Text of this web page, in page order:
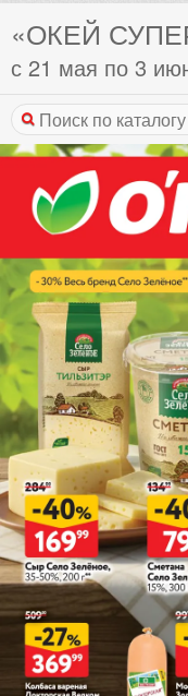
«ОКЕЙ
с 21 мая по 3